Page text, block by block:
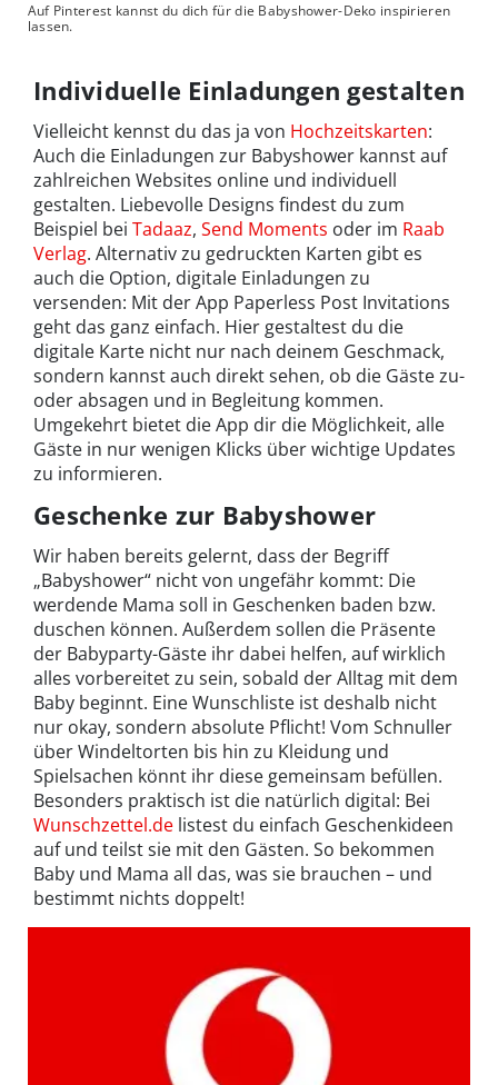
Auf Pinterest kannst du dich für die Babyshower-Deko inspirieren
lassen.
Individuelle Einladungen gestalten
Vielleicht kennst du das ja von Hochzeitskarten:
Auch die Einladungen zur Babyshower kannst auf
zahlreichen Websites online und individuell
gestalten. Liebevolle Designs findest du zum
Beispiel bei Tadaaz, Send Moments oder im Raab
Verlag. Alternativ zu gedruckten Karten gibt es
auch die Option, digitale Einladungen zu
versenden: Mit der App Paperless Post Invitations
geht das ganz einfach. Hier gestaltest du die
digitale Karte nicht nur nach deinem Geschmack,
sondern kannst auch direkt sehen, ob die Gäste zu-
oder absagen und in Begleitung kommen.
Umgekehrt bietet die App dir die Möglichkeit, alle
Gäste in nur wenigen Klicks über wichtige Updates
zu informieren.
Geschenke zur Babyshower
Wir haben bereits gelernt, dass der Begriff
„Babyshower“ nicht von ungefähr kommt: Die
werdende Mama soll in Geschenken baden bzw.
duschen können. Außerdem sollen die Präsente
der Babyparty-Gäste ihr dabei helfen, auf wirklich
alles vorbereitet zu sein, sobald der Alltag mit dem
Baby beginnt. Eine Wunschliste ist deshalb nicht
nur okay, sondern absolute Pflicht! Vom Schnuller
über Windeltorten bis hin zu Kleidung und
Spielsachen könnt ihr diese gemeinsam befüllen.
Besonders praktisch ist die natürlich digital: Bei
Wunschzettel.de listest du einfach Geschenkideen
auf und teilst sie mit den Gästen. So bekommen
Baby und Mama all das, was sie brauchen – und
bestimmt nichts doppelt!